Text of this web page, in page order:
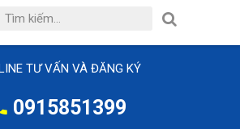
TƯ VẤN VÀ ĐĂNG KÝ
0915851399